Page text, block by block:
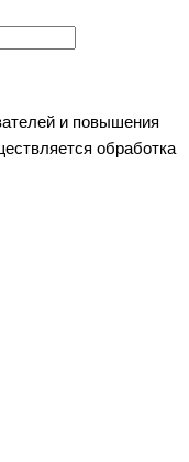
и повышения
обработка